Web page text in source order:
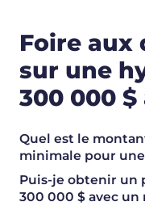
Foire aux
sur une
300 000 $
Quel est le
minimale pour
Puis-je obtenir un
300 000 $ avec un